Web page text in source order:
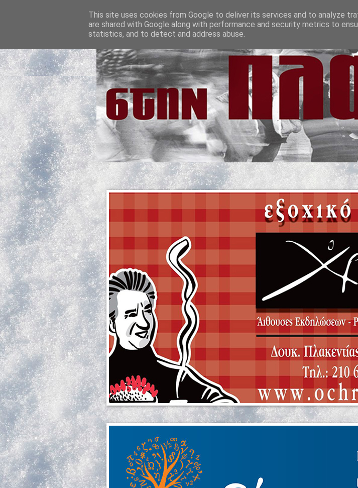
This site uses cookies from Google to deliver its services and to analyze
are shared with Google along with performance and security metrics to
statistics, and to detect and address abuse.